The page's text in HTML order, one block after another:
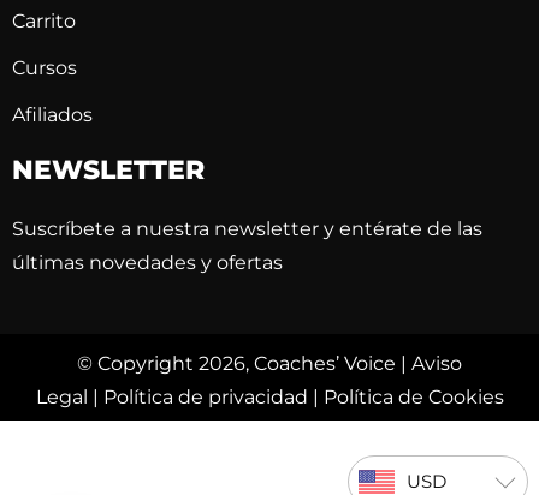
Carrito
Cursos
Afiliados
NEWSLETTER
Suscríbete a nuestra newsletter y entérate de las
últimas novedades y ofertas
© Copyright 2026, Coaches’ Voice | Aviso
Legal | Política de privacidad | Política de Cookies
USD